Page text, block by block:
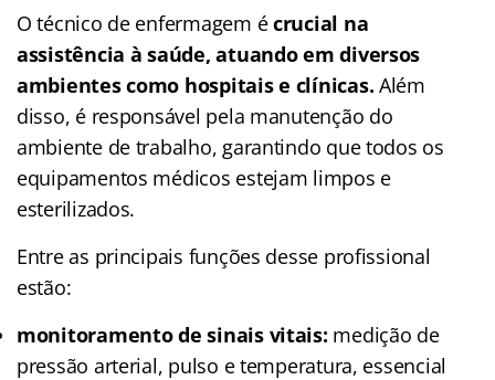
O técnico de enfermagem écrucial na
assistência à saúde, atuando em diversos
ambientes como hospitais e clínicas. Além
disso, é responsável pela manutenção do
ambiente de trabalho, garantindo que todos os
equipamentos médicos estejam limpos e
esterilizados.
Entre as principais funções desse profissional
estão:
monitoramento de sinais vitais: medição de
pressão arterial, pulso e temperatura, essencial